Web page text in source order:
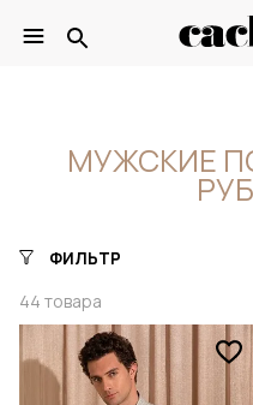
МУЖСКИЕ
ФИЛЬТР
44 товара